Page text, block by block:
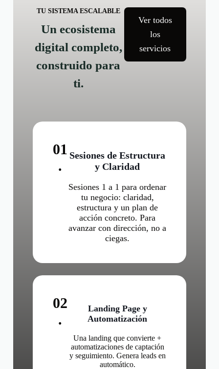
TU SISTEMA ESCALABLE
Un ecosistema
digital completo,
construido para
ti.
Ver todos
los
servicios
01
.
Sesiones de Estructura
y Claridad
Sesiones 1 a 1 para ordenar
tu negocio: claridad,
estructura y un plan de
acción concreto. Para
avanzar con dirección, no a
ciegas.
02
.
Landing Page y
Automatización
Una landing que convierte +
automatizaciones de captación
y seguimiento. Genera leads en
automático.